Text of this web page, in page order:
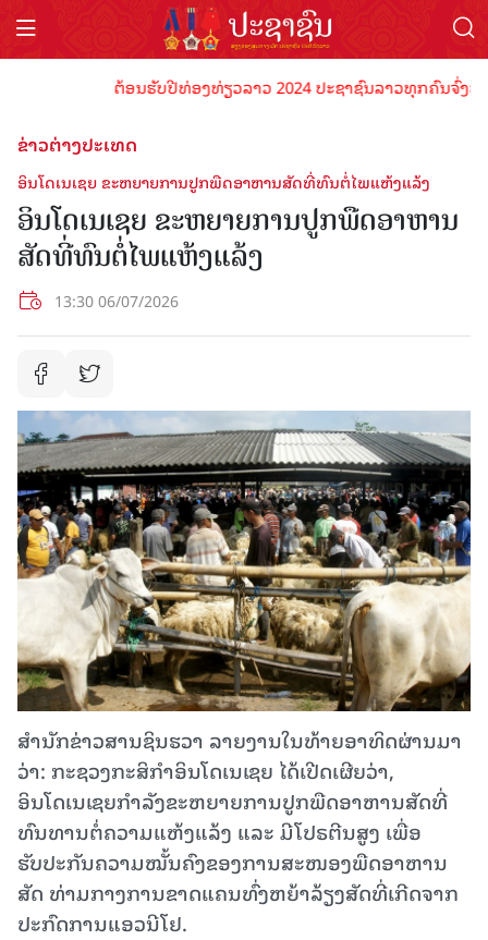
ຕ້ອນຮັບປີທ່ອງທ່ຽວລາວ 2024 ປະຊາຊົນລາວທຸກຄົນຈົ່ງພ້
ຂ່າວຕ່າງປະເທດ
ອິນ​ໂດ​ເນ​ເຊຍ ​​ຂະຫຍາຍ​ການ​ປູກ​ພືດ​ອາຫານ​ສັດທີ່​ທົນ​​ຕໍ່​ໄພ​ແຫ້ງ​ແລ້ງ
ອິນ​ໂດ​ເນ​ເຊຍ ​​ຂະຫຍາຍ​ການ​ປູກ​ພືດ​ອາຫານ​
ສັດທີ່​ທົນ​​ຕໍ່​ໄພ​ແຫ້ງ​ແລ້ງ
13:30 06/07/2026
ສຳນັກຂ່າວສານຊິນຮວາ ລາຍງານໃນທ້າຍອາທິດຜ່ານມາ
ວ່າ: ກະຊວງກະສິກຳອິນໂດເນເຊຍ ໄດ້ເປີດເຜີຍວ່າ,
ອິນໂດເນເຊຍກຳລັງຂະຫຍາຍການປູກພືດອາຫານສັດທີ່
ທົນທານຕໍ່ຄວາມແຫ້ງແລ້ງ ແລະ ມີໂປຣຕີນສູງ ເພື່ອ
ຮັບປະກັນຄວາມໝັ້ນຄົງຂອງການສະໜອງພືດອາຫານ
ສັດ ທ່າມກາງການຂາດແຄນທົ່ງຫຍ້າລ້ຽງສັດທີ່ເກີດຈາກ
ປະກົດການແອວນີໂຢ.